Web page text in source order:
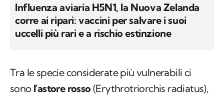
Influenza aviaria H5N1, la Nuova Zelanda
corre ai ripari: vaccini per salvare i suoi
uccelli più rari e a rischio estinzione
Tra le specie considerate più vulnerabili ci
sono l'astore rosso (Erythrotriorchis radiatus),